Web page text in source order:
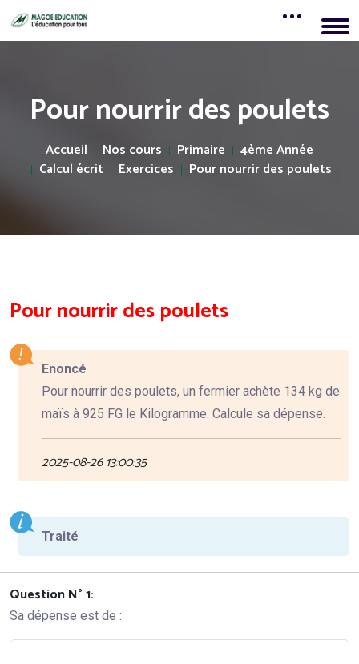
Pour nourrir des poulets
Accueil Nos cours Primaire
4ème Année
Calcul écrit
Exercices Pour nourrir des poulets
Pour nourrir des poulets
Enoncé
Pour nourrir des poulets, un fermier achète 134 kg de
maïs à 925 FG le Kilogramme. Calcule sa dépense.
2025-08-26 13:00:35
Traité
Question N° 1:
Sa dépense est de :